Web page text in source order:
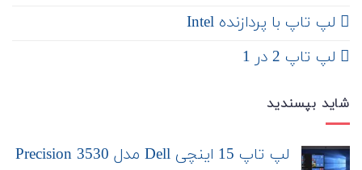
لپ تاپ با پردازنده Intel
لپ تاپ 2 در 1
شاید بپسندید
لپ تاپ 15 اینچی Dell مدل Precision 3530